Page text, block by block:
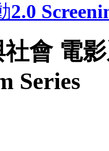
2.0
會 電
Series